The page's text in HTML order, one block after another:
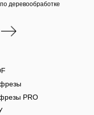
PRO
деревообработке